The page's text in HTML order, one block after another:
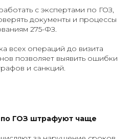
с экспертами по ГОЗ,
документы и процессы
275-ФЗ.
всех операций до визита
позволяет выявить ошибки
и санкций.
ГОЗ штрафуют чаще